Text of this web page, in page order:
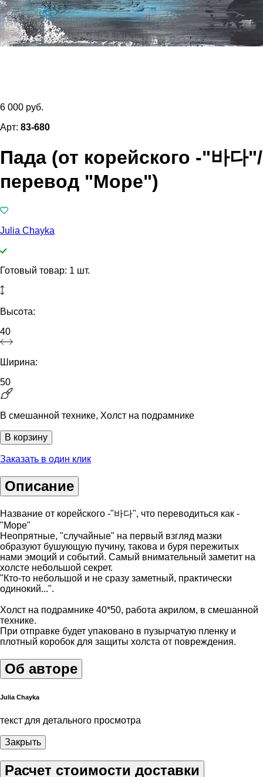
6 000 руб.
Арт: 83-680
Пада (от корейского -"바다"/
перевод "Море")
Julia Chayka
Готовый товар: 1 шт.
Высота:
40
Ширина:
50
В смешанной технике, Холст на подрамнике
В корзину
Заказать в один клик
Описание
Название от корейского -"바다", что переводиться как -
"Море"
Неопрятные, "случайные" на первый взгляд мазки
образуют бушующую пучину, такова и буря пережитых
нами эмоций и событий. Самый внимательный заметит на
холсте небольшой секрет.
"Кто-то небольшой и не сразу заметный, практически
одинокий...".
Холст на подрамнике 40*50, работа акрилом, в смешанной
технике.
При отправке будет упаковано в пузырчатую пленку и
плотный коробок для защиты холста от повреждения.
Об авторе
Julia Chayka
текст для детального просмотра
Закрыть
Расчет стоимости доставки